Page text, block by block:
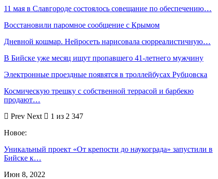
11 мая в Славгороде состоялось совещание по обеспечению…
Восстановили паромное сообщение с Крымом
Дневной кошмар. Нейросеть нарисовала сюрреалистичную…
В Бийске уже месяц ищут пропавшего 41-летнего мужчину
Электронные проездные появятся в троллейбусах Рубцовска
Космическую трешку с собственной террасой и барбекю
продают…
Prev Next
1 из 2 347
Новое:
Уникальный проект «От крепости до наукограда» запустили в
Бийске к…
Июн 8, 2022